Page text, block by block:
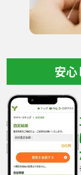
ーex SV10 114/098
￥1,700
￥1,500
ジャローダV S11a
084/068 CSR
安